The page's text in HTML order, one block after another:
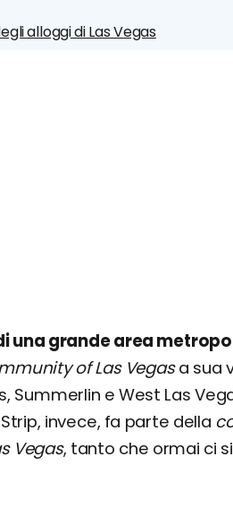
alloggi di Las Vegas
una grande area
of Las Vegasa sua
Summerlin e West Las
invece, fa parte della
Vegas, tanto che ormai ci